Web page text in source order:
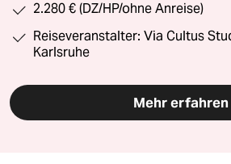
2.280 € (DZ/HP/ohne Anreise)
Reiseveranstalter: Via Cultus
Karlsruhe
Mehr erfahren